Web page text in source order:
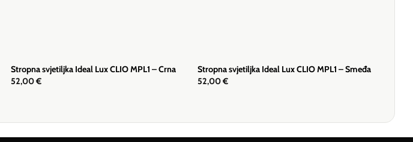
Stropna svjetiljka Ideal Lux CLIO MPL1 – Crna
52,00€
Stropna svjetiljka Ideal Lux CLIO MPL1 – Smeđa
52,00€